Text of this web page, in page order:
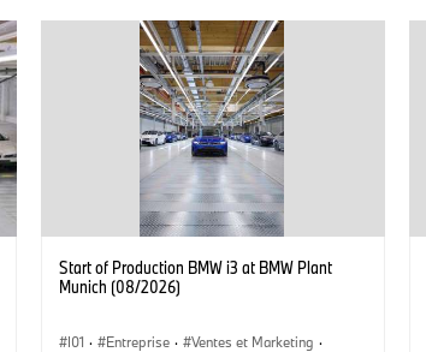
Start of Production BMW i3 at BMW Plant
Munich (08/2026)
I01 · Entreprise · Ventes et Marketing ·